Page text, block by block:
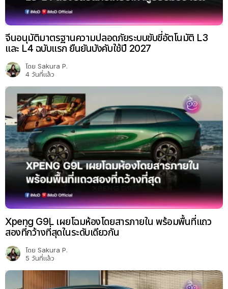
จีนอนุมัติมาตรฐานความปลอดภัยระบบขับขี่อัตโนมัติ L3
และ L4 ฉบับแรก ยืนยันบังคับใช้ปี 2027
โดย Sakura P.
4 วันที่แล้ว
Xpeng G9L เผยโฉมห้องโดยสารภายใน พร้อมพื้นที่แถว
สองที่กว้างที่สุดในระดับเดียวกัน
โดย Sakura P.
5 วันที่แล้ว